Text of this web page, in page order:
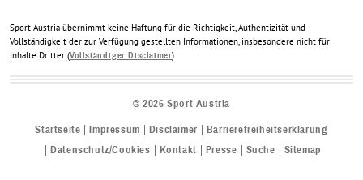
Sport Austria übernimmt keine Haftung für die Richtigkeit, Authentizität und
Vollständigkeit der zur Verfügung gestellten Informationen, insbesondere nicht für
Inhalte Dritter. (Vollständiger Disclaimer)
©2026 Sport Austria
Startseite Impressum Disclaimer
Barrierefreiheitserklärung
Datenschutz/Cookies
Kontakt Presse Suche Sitemap